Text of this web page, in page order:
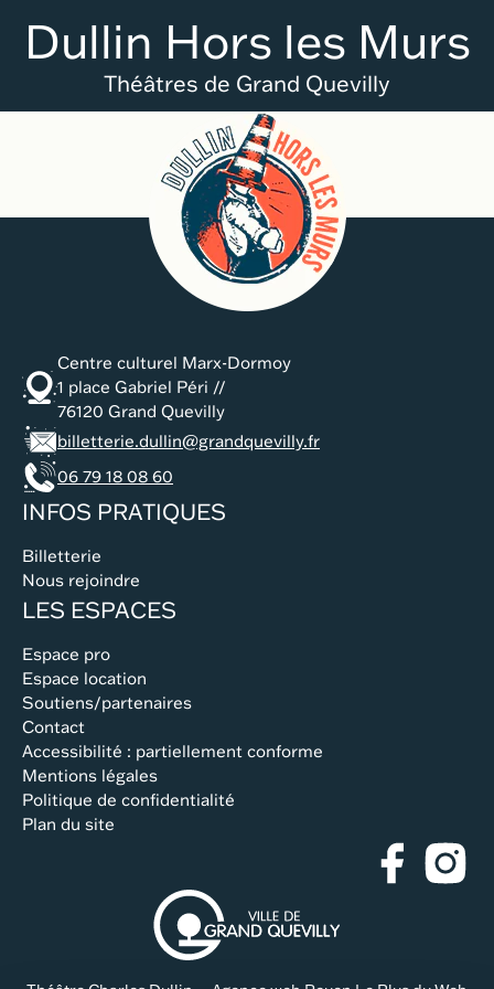
Dullin Hors les Murs
Théâtres de Grand Quevilly
Centre culturel Marx-Dormoy
1 place Gabriel Péri //
76120 Grand Quevilly
billetterie.dullin@grandquevilly.fr
06 79 18 08 60
INFOS PRATIQUES
Billetterie
Nous rejoindre
LES ESPACES
Espace pro
Espace location
Soutiens/partenaires
Contact
Accessibilité : partiellement conforme
Mentions légales
Politique de confidentialité
Plan du site